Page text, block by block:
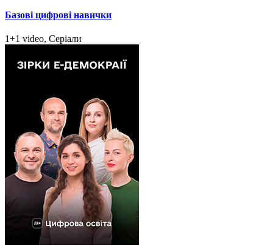
Базові цифрові навички
1+1 video, Серіали